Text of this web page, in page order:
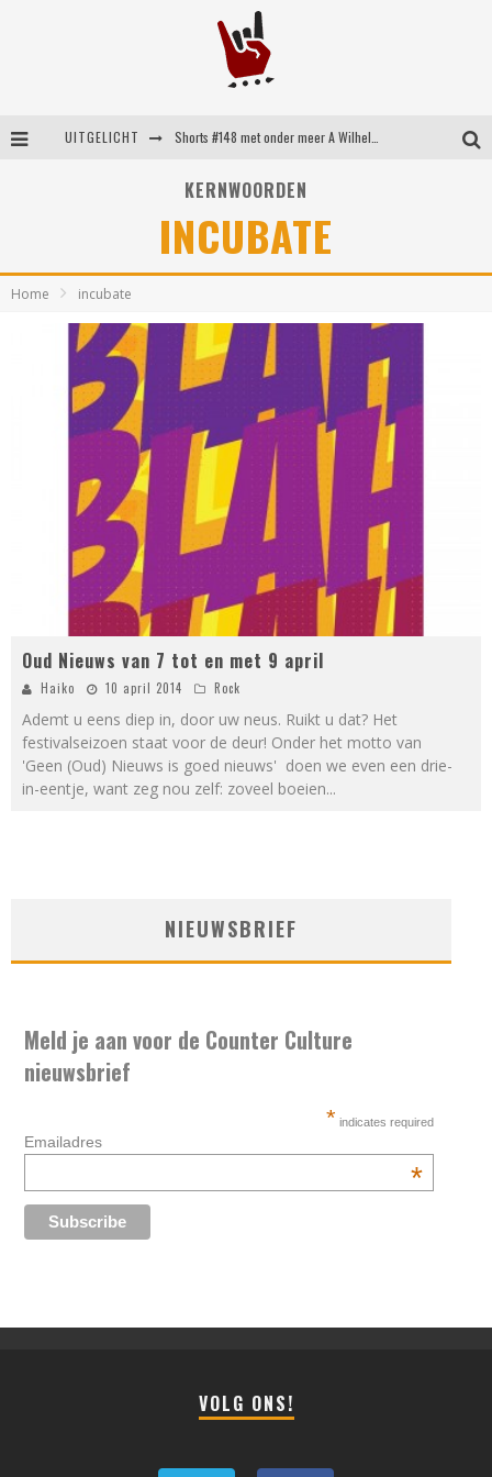
UITGELICHT
Shorts #149 met onder meer No Cure, Eva Under Fire, The Hu en Sleeping With Sirens
KERNWOORDEN
INCUBATE
Home incubate
Oud Nieuws van 7 tot en met 9 april
Haiko 10 april 2014 Rock
Ademt u eens diep in, door uw neus. Ruikt u dat? Het
festivalseizoen staat voor de deur! Onder het motto van
'Geen (Oud) Nieuws is goed nieuws' doen we even een drie-
in-eentje, want zeg nou zelf: zoveel boeien...
NIEUWSBRIEF
Meld je aan voor de Counter Culture
nieuwsbrief
* indicates required
Emailadres
*
VOLG ONS!